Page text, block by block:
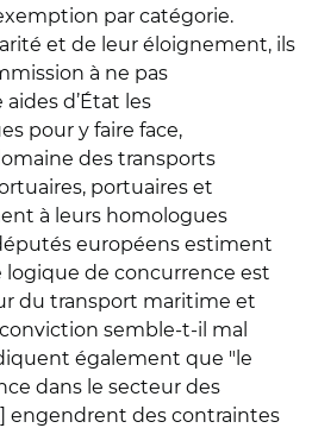
par catégorie.
et de leur éloignement, ils
à ne pas
d’État les
pour y faire face,
des transports
portuaires et
à leurs homologues
européens estiment
logique de concurrence est
du transport maritime et
semble-t-il mal
également que "le
dans le secteur des
engendrent des contraintes